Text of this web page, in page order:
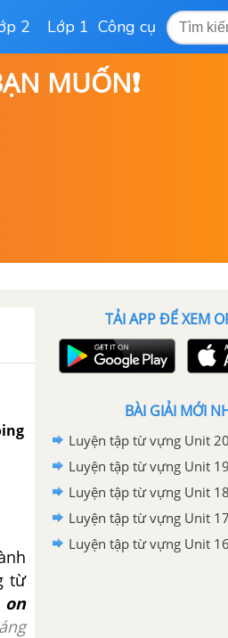
2 Lớp 1 Công cụ
MUỐN❗
từ
on
TẢI APP ĐỂ XEM
BÀI GIẢI MỚI